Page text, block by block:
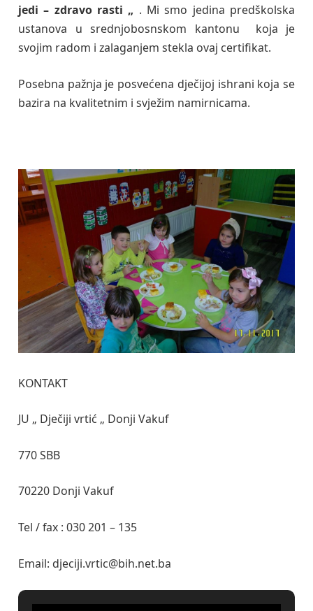
jedi – zdravo rasti „ . Mi smo jedina predškolska
ustanova u srednjobosnskom kantonu koja je
svojim radom i zalaganjem stekla ovaj certifikat.
Posebna pažnja je posvećena dječijoj ishrani koja se
bazira na kvalitetnim i svježim namirnicama.
KONTAKT
JU „ Dječiji vrtić „ Donji Vakuf
770 SBB
70220 Donji Vakuf
Tel / fax : 030 201 – 135
Email: djeciji.vrtic@bih.net.ba